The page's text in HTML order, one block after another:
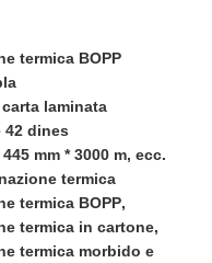
termica BOPP
laminata
42 dines
mm * 3000 m, ecc.
termica
termica BOPP,
termica in cartone,
termica morbido e